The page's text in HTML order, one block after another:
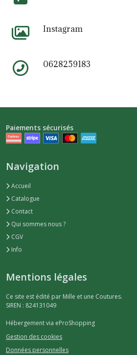
Instagram
0628259183
Paiements sécurisés
Navigation
Accueil
Catalogue
Contact
Qui sommes nous ?
CGV
Info
Mentions légales
Ce site est édité par Mille et une Coutures.
SIREN : 824131049
Hébergement via eProShopping
Gestion des cookies
Données personnelles